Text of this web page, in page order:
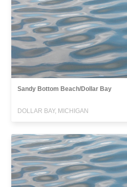
Sandy Bottom Beach/Dollar Bay
DOLLAR BAY, MICHIGAN